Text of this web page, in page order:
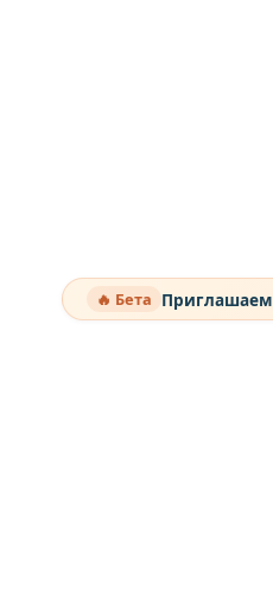
🔥 Бета Приглашаем